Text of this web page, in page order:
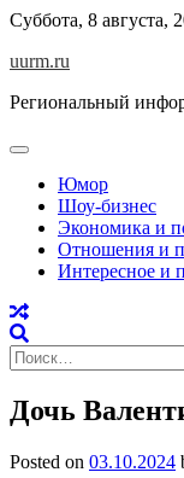
Skip
content
Суббота, 8 августа,
uurm.ru
Региональный
Юмор
Шоу-бизнес
Экономика и
Отношения и
Интересное и
Найти:
Дочь
Posted on 03.10.2024